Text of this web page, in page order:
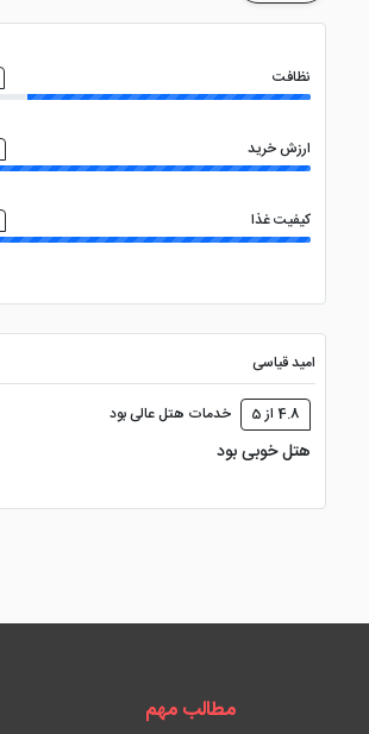
نظافت
ارزش خرید
کیفیت غذا
امید قیاسی
4.8 از 5 خدمات هتل عالی بود
هتل خوبی بود
مطالب مهم